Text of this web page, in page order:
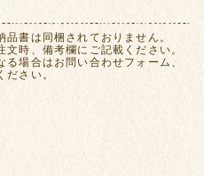
書は同梱されておりません。
時、備考欄にご記載ください。
場合はお問い合わせフォーム、
ださい。